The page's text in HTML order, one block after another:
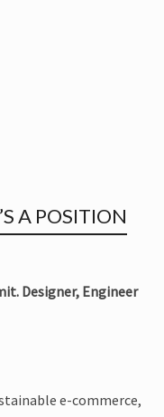
A POSITION
Designer, Engineer
e-commerce,